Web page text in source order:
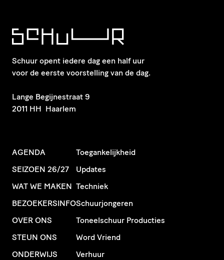
Schuur opent iedere dag een half uur
voor de eerste voorstelling van de dag.
​Lange Begijnestraat 9
2011 HH Haarlem
AGENDA
SEIZOEN 26/27
WAT WE MAKEN
BEZOEKERSINFO
OVER ONS
STEUN ONS
ONDERWIJS
Toegankelijkheid
Updates
Techniek
Schuurjongeren
Toneelschuur Producties
Word Vriend
Verhuur